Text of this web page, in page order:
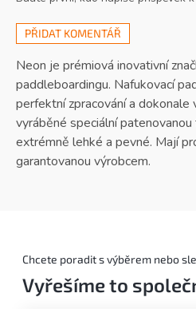
PŘIDAT KOMENTÁŘ
Neon je prémiová inovativní
paddleboardingu. Nafukovací
perfektní zpracování a dokonale
vyráběné speciální
extrémně lehké a pevné. Mají
garantovanou výrobcem.
Chcete poradit s výběrem nebo
Vyřešíme to